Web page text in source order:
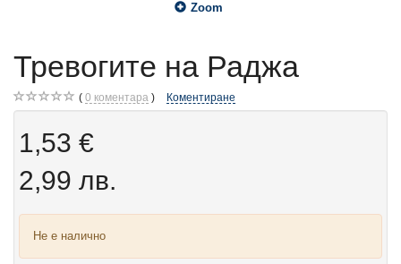
Zoom
Тревогите на Раджа
0 коментара Коментиране
1,53 €
2,99 лв.
Не е налично